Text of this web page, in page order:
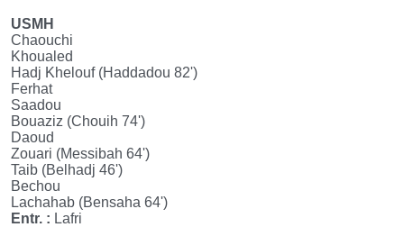
USMH
Chaouchi
Khoualed
Hadj Khelouf (Haddadou 82')
Ferhat
Saadou
Bouaziz (Chouih 74')
Daoud
Zouari (Messibah 64')
Taib (Belhadj 46')
Bechou
Lachahab (Bensaha 64')
Entr. : Lafri